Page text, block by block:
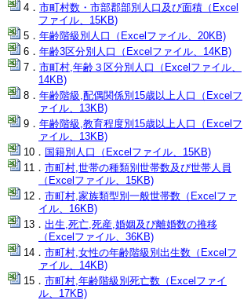
市町村数・市部郡部別人口及び面積（Excel
ファイル、15KB)
年齢階級別人口（Excelファイル、20KB)
年齢3区分別人口（Excelファイル、14KB)
市町村,年齢３区分別人口（Excelファイル、
14KB)
年齢階級,配偶関係別15歳以上人口（Excelフ
ァイル、13KB)
年齢階級,教育程度別15歳以上人口（Excelフ
ァイル、13KB)
国籍別人口（Excelファイル、15KB)
市町村,世帯の種類別世帯数及び世帯人員
（Excelファイル、15KB)
市町村,家族類型別一般世帯数（Excelファ
イル、16KB)
出生,死亡,死産,婚姻及び離婚数の推移
（Excelファイル、36KB)
市町村,女性の年齢階級別出生数（Excelフ
ァイル、14KB)
市町村,年齢階級別死亡数（Excelファイ
ル、17KB)